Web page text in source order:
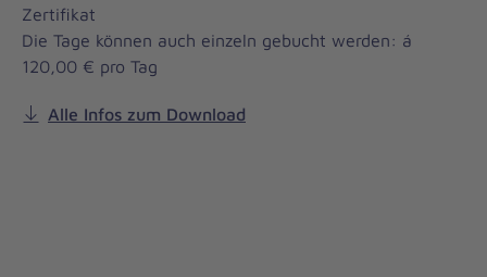
Zertifikat
Die Tage können auch einzeln gebucht werden: á
120,00 € pro Tag
Alle Infos zum Download